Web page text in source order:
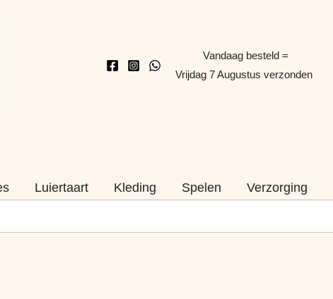
Vandaag besteld =
Vrijdag 7 Augustus verzonden
Luiertaart Kleding Spelen Verzorging